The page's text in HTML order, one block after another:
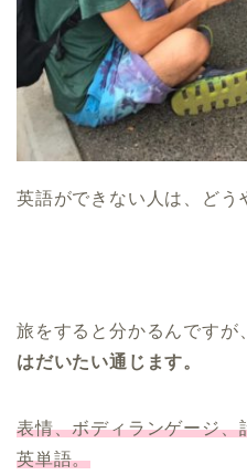
英語ができない人は、どう
旅をすると分かるんですが
はだいたい通じます。
表情、ボディランゲージ、
英単語。